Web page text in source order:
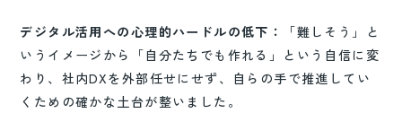
デジタル活用への心理的ハードルの低下：
「難しそう」と
いうイメージから「自分たちでも作れる」という自信に変
わり、社内DXを外部任せにせず、自らの手で推進してい
くための確かな土台が整いました。